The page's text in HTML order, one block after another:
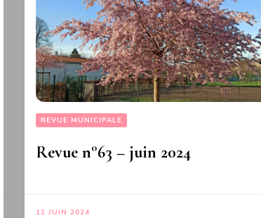
REVUE MUNICIPALE
Revue n°63 – juin 2024
12 JUIN 2024